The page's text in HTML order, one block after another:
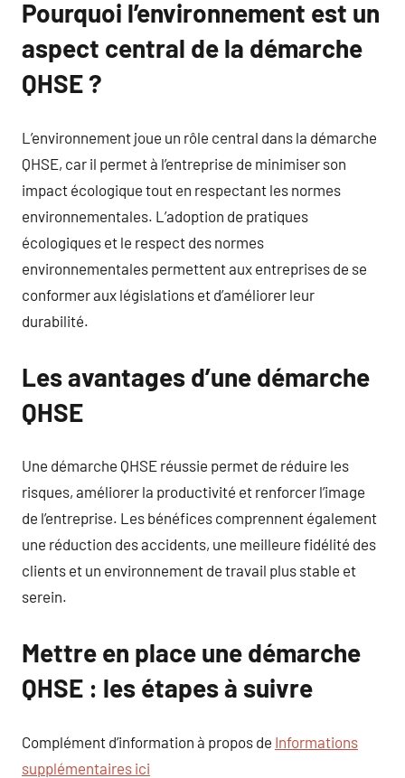
Pourquoi l’environnement est un
aspect central de la démarche
QHSE ?
L’environnement joue un rôle central dans la démarche
QHSE, car il permet à l’entreprise de minimiser son
impact écologique tout en respectant les normes
environnementales. L’adoption de pratiques
écologiques et le respect des normes
environnementales permettent aux entreprises de se
conformer aux législations et d’améliorer leur
durabilité.
Les avantages d’une démarche
QHSE
Une démarche QHSE réussie permet de réduire les
risques, améliorer la productivité et renforcer l’image
de l’entreprise. Les bénéfices comprennent également
une réduction des accidents, une meilleure fidélité des
clients et un environnement de travail plus stable et
serein.
Mettre en place une démarche
QHSE : les étapes à suivre
Complément d’information à propos de Informations
supplémentaires ici